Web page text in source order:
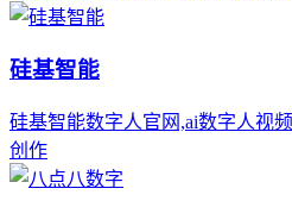
硅基智能
硅基智能数字人官网,ai数字人视
创作